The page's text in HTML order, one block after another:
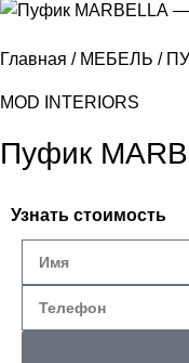
Главная МЕБЕЛЬ
MOD INTERIORS
Пуфик
Узнать стоимость